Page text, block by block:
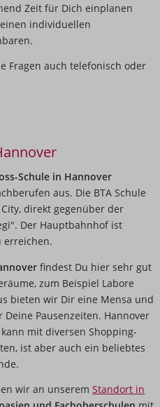
Zeit für Dich einplanen
individuellen
Fragen auch telefonisch oder
Schule in Hannover
aus. Die BTA Schule
direkt gegenüber der
". Der Hauptbahnhof ist
erreichen.
findest Du hier sehr gut
zum Beispiel Labore
bieten wir Dir eine Mensa und
Pausenzeiten. Hannover
mit diversen Shopping-
ist aber auch ein beliebtes
wir an unserem Standort in